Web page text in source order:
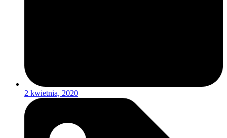
2 kwietnia, 2020